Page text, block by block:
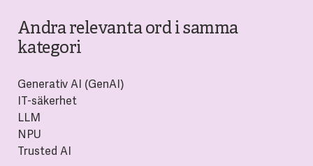
Andra relevanta ord i samma
kategori
Generativ AI (GenAI)
IT-säkerhet
LLM
NPU
Trusted AI